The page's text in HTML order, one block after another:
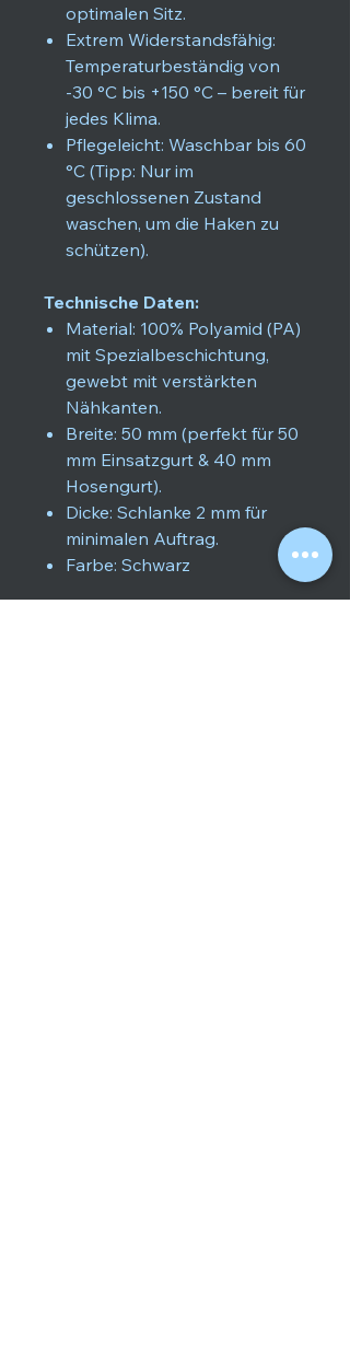
optimalen Sitz.
Extrem Widerstandsfähig:
Temperaturbeständig von
-30 °C bis +150 °C – bereit für
jedes Klima.
Pflegeleicht: Waschbar bis 60
°C (Tipp: Nur im
geschlossenen Zustand
waschen, um die Haken zu
schützen).
Technische Daten:
Material: 100% Polyamid (PA)
mit Spezialbeschichtung,
gewebt mit verstärkten
Nähkanten.
Breite: 50 mm (perfekt für 50
mm Einsatzgurt & 40 mm
Hosengurt).
Dicke: Schlanke 2 mm für
minimalen Auftrag.
Farbe: Schwarz